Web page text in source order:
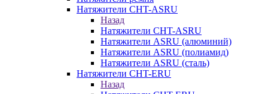
Натяжители CHT-ASRU
Назад
Натяжители CHT-ASRU
Натяжители ASRU (алюминий)
Натяжители ASRU (полиамид)
Натяжители ASRU (сталь)
Натяжители CHT-ERU
Назад